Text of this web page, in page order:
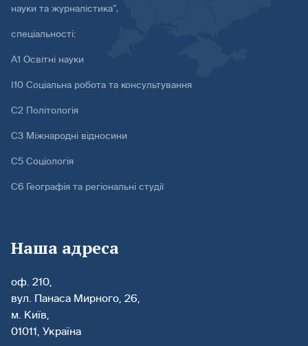
науки та журналістика”,
спеціальності:
А1 Освітні науки
І10 Соціальна робота та консультування
С2 Політологія
С3 Міжнародні відносини
С5 Соціологія
С6 Географія та регіональні студії
Наша адреса
оф. 210,
вул. Панаса Мирного, 26,
м. Київ,
01011, Україна